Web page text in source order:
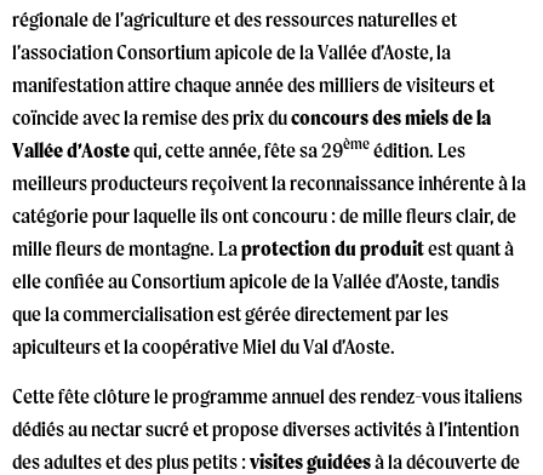
régionale de l’agriculture et des ressources naturelles et
l’association Consortium apicole de la Vallée d’Aoste, la
manifestation attire chaque année des milliers de visiteurs et
coïncide avec la remise des prix duconcours des miels de la
Vallée d’Aostequi, cette année, fête sa 29ème édition. Les
meilleurs producteurs reçoivent la reconnaissance inhérente à la
catégorie pour laquelle ils ont concouru : de mille fleurs clair, de
mille fleurs de montagne. Laprotection du produitest quant à
elle confiée au Consortium apicole de la Vallée d’Aoste, tandis
que la commercialisation est gérée directement par les
apiculteurs et la coopérative Miel du Val d’Aoste.
Cette fête clôture le programme annuel des rendez-vous italiens
dédiés au nectar sucré et propose diverses activités à l’intention
des adultes et des plus petits :visites guidéesà la découverte de